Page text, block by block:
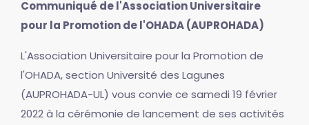
Communiqué de l'Association Universitaire
pour la Promotion de l'OHADA (AUPROHADA)
L'Association Universitaire pour la Promotion de
l'OHADA, section Université des Lagunes
(AUPROHADA-UL) vous convie ce samedi 19 février
2022 à la cérémonie de lancement de ses activités